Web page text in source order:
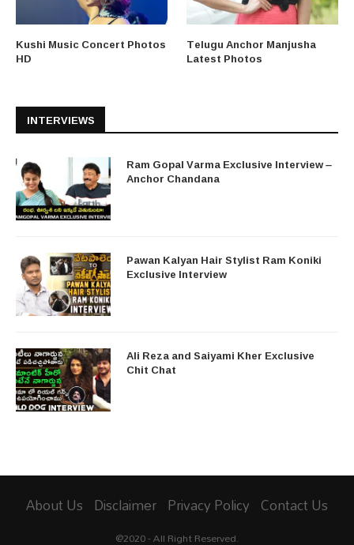
Kushi Music Concert Photos
HD
Telugu Anchor Manjusha
Latest Photos
INTERVIEWS
Ram Gopal Varma Exclusive Interview –
Anchor Chandana
Pawan Kalyan Hair Stylist Ram Koniki
Exclusive Interview
Ali Reza and Saiyami Kher Exclusive
Chit Chat
About Us Disclaimer Privacy Policy Contact Us
@2020 - All Right Reserved.